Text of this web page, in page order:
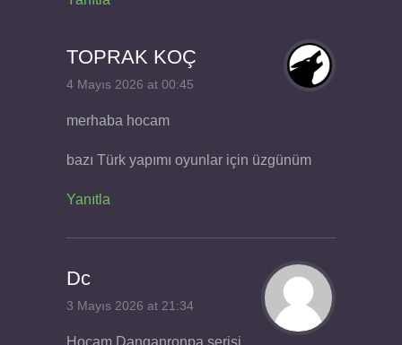
TOPRAK KOÇ
4 Mayıs 2026 at 00:45
merhaba hocam
bazı Türk yapımı oyunlar için üzgünüm
Yanıtla
Dc
3 Mayıs 2026 at 21:34
Hocam Danganronpa serisi